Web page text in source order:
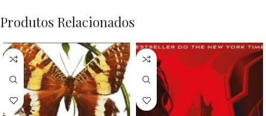
Produtos Relacionados